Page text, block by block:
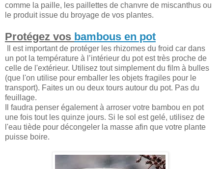
comme la paille, les paillettes de chanvre de miscanthus ou
le produit issue du broyage de vos plantes.
Protégez vos bambous en pot
Il est important de protéger les rhizomes du froid car dans
un pot la température à l’intérieur du pot est très proche de
celle de l'extérieur. Utilisez tout simplement du film à bulles
(que l'on utilise pour emballer les objets fragiles pour le
transport). Faites un ou deux tours autour du pot. Pas du
feuillage.
Il faudra penser également à arroser votre bambou en pot
une fois tout les quinze jours. Si le sol est gelé, utilisez de
l'eau tiède pour décongeler la masse afin que votre plante
puisse boire.